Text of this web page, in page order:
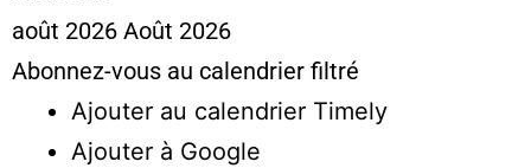
août 2026 Août 2026
Abonnez-vous au calendrier filtré
Ajouter au calendrier Timely
Ajouter à Google